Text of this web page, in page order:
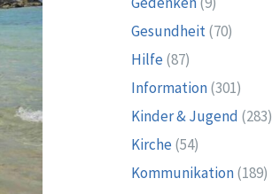
Gesundheit(70)
Hilfe (87)
Information(301)
Kinder & Jugend (283)
Kirche (54)
Kommunikation(189)